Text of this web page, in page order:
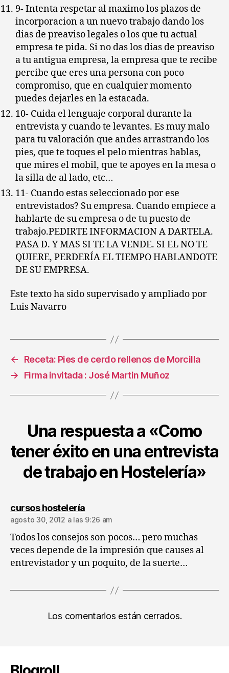
9- Intenta respetar al maximo los plazos de
incorporacion a un nuevo trabajo dando los
dias de preaviso legales o los que tu actual
empresa te pida. Si no das los dias de preaviso
a tu antigua empresa, la empresa que te recibe
percibe que eres una persona con poco
compromiso, que en cualquier momento
puedes dejarles en la estacada.
10- Cuida el lenguaje corporal durante la
entrevista y cuando te levantes. Es muy malo
para tu valoración que andes arrastrando los
pies, que te toques el pelo mientras hablas,
que mires el mobil, que te apoyes en la mesa o
la silla de al lado, etc…
11- Cuando estas seleccionado por ese
entrevistados? Su empresa. Cuando empiece a
hablarte de su empresa o de tu puesto de
trabajo.PEDIRTE INFORMACION A DARTELA.
PASA D. Y MAS SI TE LA VENDE. SI EL NO TE
QUIERE, PERDERÍA EL TIEMPO HABLANDOTE
DE SU EMPRESA.
Este texto ha sido supervisado y ampliado por
Luis Navarro
←
Receta: Pies de cerdo rellenos de Morcilla
→
Firma invitada : José Martin Muñoz
Una respuesta a «Como
tener éxito en una entrevista
de trabajo en Hostelería»
cursos hosteleríadice:
agosto 30, 2012 a las 9:26 am
Todos los consejos son pocos… pero muchas
veces depende de la impresión que causes al
entrevistador y un poquito, de la suerte…
Los comentarios están cerrados.